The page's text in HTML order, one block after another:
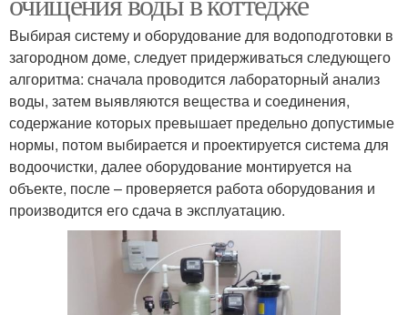
Выбирая систему и оборудование для водоподготовки в
загородном доме, следует придерживаться следующего
алгоритма: сначала проводится лабораторный анализ
воды, затем выявляются вещества и соединения,
содержание которых превышает предельно допустимые
нормы, потом выбирается и проектируется система для
водоочистки, далее оборудование монтируется на
объекте, после – проверяется работа оборудования и
производится его сдача в эксплуатацию.